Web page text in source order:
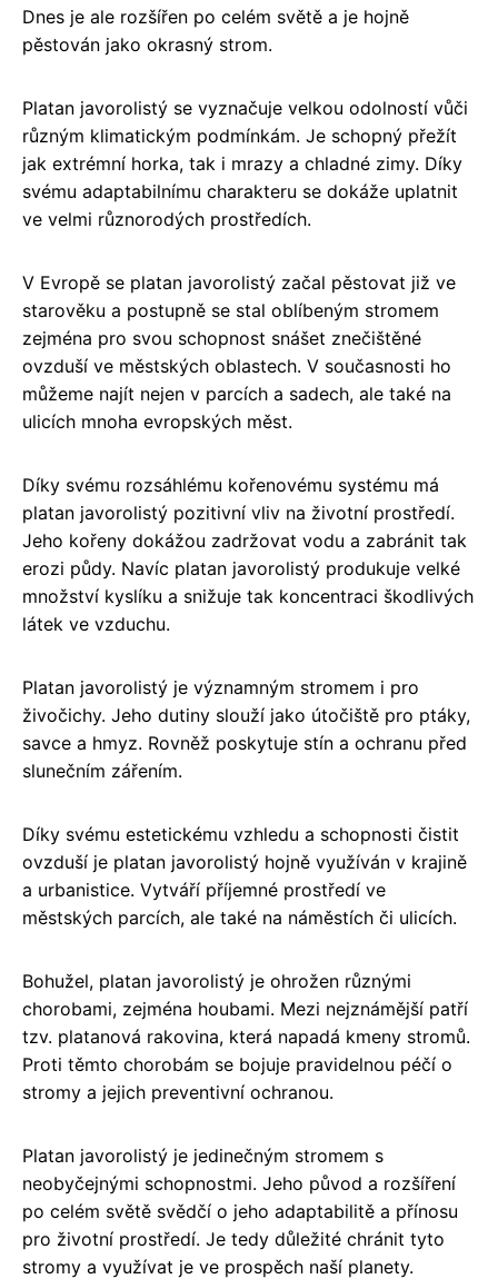
Dnes je ale rozšířen po celém světě a je hojně
pěstován jako okrasný strom.
Platan javorolistý se vyznačuje velkou odolností vůči
různým klimatickým podmínkám. Je schopný přežít
jak extrémní horka, tak i mrazy a chladné zimy. Díky
svému adaptabilnímu charakteru se dokáže uplatnit
ve velmi různorodých prostředích.
V Evropě se platan javorolistý začal pěstovat již ve
starověku a postupně se stal oblíbeným stromem
zejména pro svou schopnost snášet znečištěné
ovzduší ve městských oblastech. V současnosti ho
můžeme najít nejen v parcích a sadech, ale také na
ulicích mnoha evropských měst.
Díky svému rozsáhlému kořenovému systému má
platan javorolistý pozitivní vliv na životní prostředí.
Jeho kořeny dokážou zadržovat vodu a zabránit tak
erozi půdy. Navíc platan javorolistý produkuje velké
množství kyslíku a snižuje tak koncentraci škodlivých
látek ve vzduchu.
Platan javorolistý je významným stromem i pro
živočichy. Jeho dutiny slouží jako útočiště pro ptáky,
savce a hmyz. Rovněž poskytuje stín a ochranu před
slunečním zářením.
Díky svému estetickému vzhledu a schopnosti čistit
ovzduší je platan javorolistý hojně využíván v krajině
a urbanistice. Vytváří příjemné prostředí ve
městských parcích, ale také na náměstích či ulicích.
Bohužel, platan javorolistý je ohrožen různými
chorobami, zejména houbami. Mezi nejznámější patří
tzv. platanová rakovina, která napadá kmeny stromů.
Proti těmto chorobám se bojuje pravidelnou péčí o
stromy a jejich preventivní ochranou.
Platan javorolistý je jedinečným stromem s
neobyčejnými schopnostmi. Jeho původ a rozšíření
po celém světě svědčí o jeho adaptabilitě a přínosu
pro životní prostředí. Je tedy důležité chránit tyto
stromy a využívat je ve prospěch naší planety.